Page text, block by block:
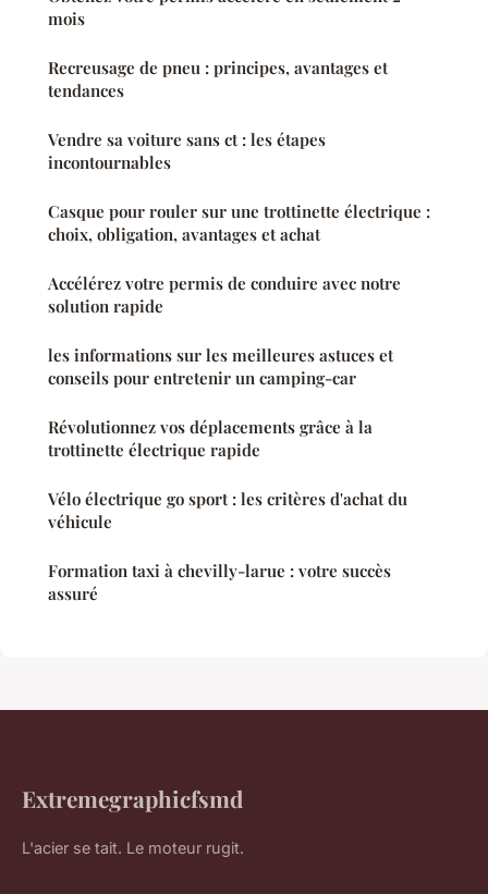
mois
Recreusage de pneu : principes, avantages et
tendances
Vendre sa voiture sans ct : les étapes
incontournables
Casque pour rouler sur une trottinette électrique :
choix, obligation, avantages et achat
Accélérez votre permis de conduire avec notre
solution rapide
les informations sur les meilleures astuces et
conseils pour entretenir un camping-car
Révolutionnez vos déplacements grâce à la
trottinette électrique rapide
Vélo électrique go sport : les critères d'achat du
véhicule
Formation taxi à chevilly-larue : votre succès
assuré
Extremegraphicfsmd
L'acier se tait. Le moteur rugit.